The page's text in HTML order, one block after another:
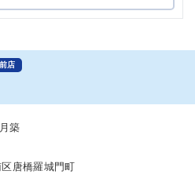
店
築
唐橋羅城門町